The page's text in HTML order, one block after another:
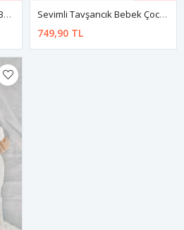
Krem Sevimli Çocuk Bebek Battaniyesi Ördek Kışlık Peluş Welsoft Kaz Battaniye Sevimli Tavşancık Bebek Çocuk Battaniyesi Kışlık Peluş Welsoft Tavşan Battaniye
749,90 TL